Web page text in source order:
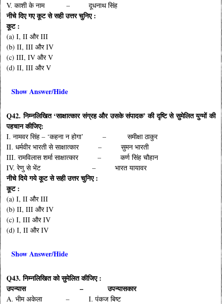
V. काशी के नाम – दूधनाथ सिंह
नीचे दिए गए कूट से सही उत्तर चुनिए :
कूट :
(a) I, II और III
(b) II, III और IV
(c) III, IV और V
(d) II, III और V
Show Answer/Hide
Q42. निम्नलिखित ‘साक्षात्कार संग्रह और उसके संपादक’ की दृष्टि से सुमेलित युग्मों की
पहचान कीजिए:
I. नामवर सिंह – ‘कहना न होगा’ – समीक्षा ठाकुर
II. धर्मवीर भारती से साक्षात्कार – सुमन भारती
III. रामविलास शर्मा साक्षात्कार – कर्ण सिंह चौहान
IV. रेणु से भेंट – भारत यायावर
नीचे दिये गये कूट से सही उत्तर चुनिए :
कूट :
(a) I, II और III
(b) II, III और IV
(c) I, III और IV
(d) I, II और IV
Show Answer/Hide
Q43. निम्नलिखित को सुमेलित कीजिए :
उपन्यास – उपन्यासकार
A. भीम अकेला – I. पंकज बिष्ट